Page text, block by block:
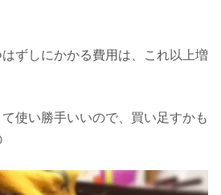
ずしにかかる費用は、これ以上増
使い勝手いいので、買い足すかも